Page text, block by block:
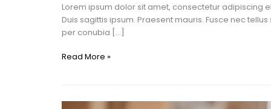
Lorem ipsum dolor sit amet, consectetur adipiscing
Duis sagittis ipsum. Praesent mauris. Fusce nec
per conubia […]
Read More »